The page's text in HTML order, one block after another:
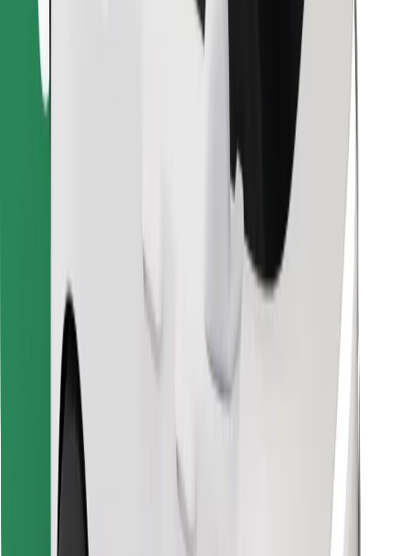
Pronađi svoje najdraže jelo!
Preuzmi aplikaciju Bolt Food